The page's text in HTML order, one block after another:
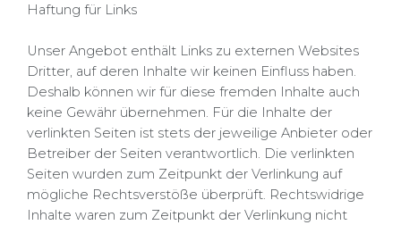
Haftung für Links
Unser Angebot enthält Links zu externen Websites
Dritter, auf deren Inhalte wir keinen Einfluss haben.
Deshalb können wir für diese fremden Inhalte auch
keine Gewähr übernehmen. Für die Inhalte der
verlinkten Seiten ist stets der jeweilige Anbieter oder
Betreiber der Seiten verantwortlich. Die verlinkten
Seiten wurden zum Zeitpunkt der Verlinkung auf
mögliche Rechtsverstöße überprüft. Rechtswidrige
Inhalte waren zum Zeitpunkt der Verlinkung nicht